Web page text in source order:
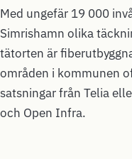
Med ungefär 19 000
Simrishamn olika
tätorten är
områden i kommunen
satsningar från Telia
och Open Infra.